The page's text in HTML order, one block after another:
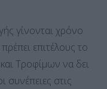
γίνονται χρόνο
επιτέλους το
Τροφίμων να δει
συνέπειες στις